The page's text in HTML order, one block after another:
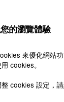
以下網站
的線上服務或流動
的瀏覽體驗
來優化網站
cookies。
cookies 設定，